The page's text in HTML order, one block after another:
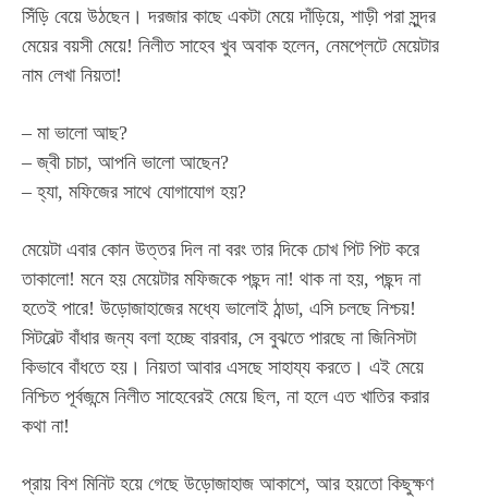
সিঁড়ি বেয়ে উঠছেন। দরজার কাছে একটা মেয়ে দাঁড়িয়ে, শাড়ী পরা সুন্দর
মেয়ের বয়সী মেয়ে! নিলীত সাহেব খুব অবাক হলেন, নেমপ্লেটে মেয়েটার
নাম লেখা নিয়তা!
– মা ভালো আছ?
– জ্বী চাচা, আপনি ভালো আছেন?
– হ্যা, মফিজের সাথে যোগাযোগ হয়?
মেয়েটা এবার কোন উত্তর দিল না বরং তার দিকে চোখ পিট পিট করে
তাকালো! মনে হয় মেয়েটার মফিজকে পছন্দ না! থাক না হয়, পছন্দ না
হতেই পারে! উড়োজাহাজের মধ্যে ভালোই ঠান্ডা, এসি চলছে নিশ্চয়!
সিটবেল্ট বাঁধার জন্য বলা হচ্ছে বারবার, সে বুঝতে পারছে না জিনিসটা
কিভাবে বাঁধতে হয়। নিয়তা আবার এসছে সাহায্য করতে। এই মেয়ে
নিশ্চিত পূর্বজন্মে নিলীত সাহেবেরই মেয়ে ছিল, না হলে এত খাতির করার
কথা না!
প্রায় বিশ মিনিট হয়ে গেছে উড়োজাহাজ আকাশে, আর হয়তো কিছুক্ষণ